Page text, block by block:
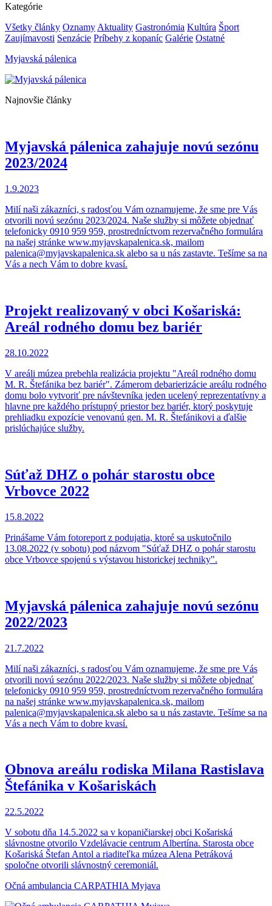
Kategórie
Všetky články Oznamy Aktuality Gastronómia Kultúra Šport
Zaujímavosti Senzácie Príbehy z kopaníc Galérie Ostatné
Myjavská pálenica
Najnovšie články
Myjavská pálenica zahajuje novú sezónu
2023/2024
1.9.2023
Milí naši zákazníci, s radosťou Vám oznamujeme, že sme pre Vás
otvorili novú sezónu 2023/2024. Naše služby si môžete objednať
telefonicky 0910 959 959, prostredníctvom rezervačného formulára
na našej stránke www.myjavskapalenica.sk, mailom
palenica@myjavskapalenica.sk alebo sa u nás zastavte. Tešíme sa na
Vás a nech Vám to dobre kvasí.
Projekt realizovaný v obci Košariská:
Areál rodného domu bez bariér
28.10.2022
V areáli múzea prebehla realizácia projektu "Areál rodného domu
M. R. Štefánika bez bariér". Zámerom debarierizácie areálu rodného
domu bolo vytvoriť pre návštevníka jeden ucelený reprezentatívny a
hlavne pre každého prístupný priestor bez bariér, ktorý poskytuje
prehliadku expozície venovanú gen. M. R. Štefánikovi a ďalšie
prislúchajúce služby.
Súťaž DHZ o pohár starostu obce
Vrbovce 2022
15.8.2022
Prinášame Vám fotoreport z podujatia, ktoré sa uskutočnilo
13.08.2022 (v sobotu) pod názvom "Súťaž DHZ o pohár starostu
obce Vrbovce spojenú s výstavou historickej techniky".
Myjavská pálenica zahajuje novú sezónu
2022/2023
21.7.2022
Milí naši zákazníci, s radosťou Vám oznamujeme, že sme pre Vás
otvorili novú sezónu 2022/2023. Naše služby si môžete objednať
telefonicky 0910 959 959, prostredníctvom rezervačného formulára
na našej stránke www.myjavskapalenica.sk, mailom
palenica@myjavskapalenica.sk alebo sa u nás zastavte. Tešíme sa na
Vás a nech Vám to dobre kvasí.
Obnova areálu rodiska Milana Rastislava
Štefánika v Košariskách
22.5.2022
V sobotu dňa 14.5.2022 sa v kopaničiarskej obci Košariská
slávnostne otvorilo Vzdelávacie centrum Albertína. Starosta obce
Košariská Štefan Antol a riaditeľka múzea Alena Petráková
spoločne otvorili slávnostný ceremoniál.
Očná ambulancia CARPATHIA Myjava